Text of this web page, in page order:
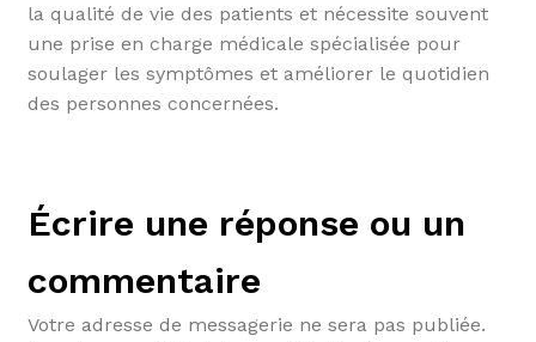
la qualité de vie des patients et nécessite souvent
une prise en charge médicale spécialisée pour
soulager les symptômes et améliorer le quotidien
des personnes concernées.
Écrire une réponse ou un
commentaire
Votre adresse de messagerie ne sera pas publiée.